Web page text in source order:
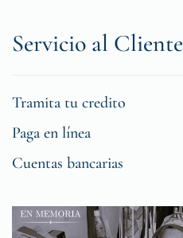
Servicio al Cliente
Tramita tu credito
Paga en línea
Cuentas bancarias